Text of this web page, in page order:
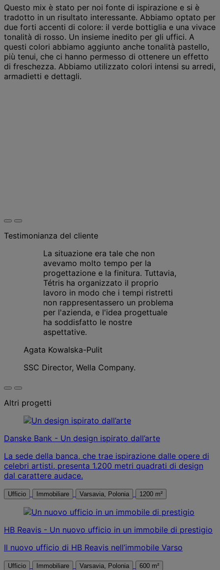
Questo mix è stato per noi fonte di ispirazione e si è
tradotto in un risultato interessante. Abbiamo optato per
due forti accenti di colore: il verde bottiglia e una vivace
tonalità di rosso. Un insieme inedito per gli uffici. A
questi colori abbiamo aggiunto anche tonalità pastello,
più tenui, che ci hanno permesso di ottenere un effetto
di freschezza. Abbiamo utilizzato colori intensi su arredi,
armadietti e dettagli.
Testimonianza del cliente
La situazione era tale che non
avevamo molto tempo per la
progettazione e la finitura. Tuttavia,
Tétris ha organizzato il proprio
lavoro in modo che i tempi ristretti
non rappresentassero un problema
per l'azienda, e l'idea progettuale
ha soddisfatto le nostre
aspettative.
Agata Kowalska-Pulit
SSC Director, Wella Company.
Altri progetti
Danske Bank - Un design ispirato dall’arte
La sede della banca, che trae ispirazione dalle opere di
celebri artisti, presenta 1.200 metri quadrati di design
dal carattere audace.
Ufficio Immobiliare Varsavia, Polonia 1200 m²
HB Reavis - Un nuovo ufficio in un immobile di prestigio
Il nuovo ufficio di HB Reavis nell’immobile Varso
Ufficio Immobiliare Varsavia, Polonia 600 m²